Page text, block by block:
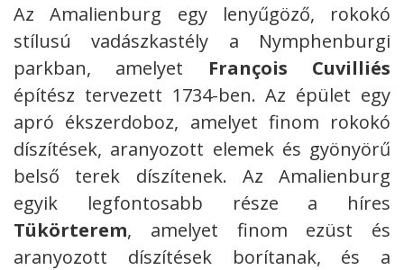
Az Amalienburg egy lenyűgöző, rokokó
stílusú vadászkastély a Nymphenburgi
parkban, amelyet François Cuvilliés
építész tervezett 1734-ben. Az épület egy
apró ékszerdoboz, amelyet finom rokokó
díszítések, aranyozott elemek és gyönyörű
belső terek díszítenek. Az Amalienburg
egyik legfontosabb része a híres
Tükörterem, amelyet finom ezüst és
aranyozott díszítések borítanak, és a